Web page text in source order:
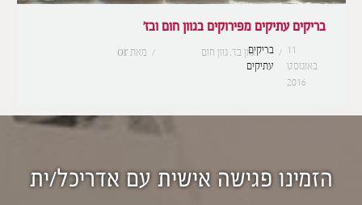
בריקים עתיקים מפירוקים בגוון חום ובז’
11
באוגוסט
2016
בריקים
עתיקים
,גוון בז',גוון חום מאתor
הזמינו פגישה אישית עם אדריכל/ית